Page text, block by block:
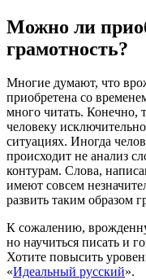
Можно ли
грамотность?
Многие думают, что
приобретена со
много читать. Конечно,
человеку
ситуациях. Иногда
происходит не анализ
контурам. Слова,
имеют совсем
развить таким образом
К сожалению,
но научиться писать и
Хотите повысить
«Идеальный русский».